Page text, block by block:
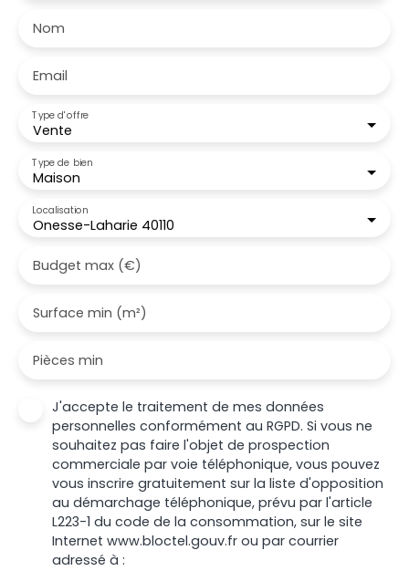
Nom
Email
Vente
Type d'offre
Maison
Type de bien
Onesse-Laharie 40110
Localisation
Budget max (€)
Surface min (m²)
Pièces min
J'accepte le traitement de mes données
personnelles conformément au RGPD. Si vous ne
souhaitez pas faire l'objet de prospection
commerciale par voie téléphonique, vous pouvez
vous inscrire gratuitement sur la liste d'opposition
au démarchage téléphonique, prévu par l'article
L223-1 du code de la consommation, sur le site
Internet www.bloctel.gouv.fr ou par courrier
adressé à :